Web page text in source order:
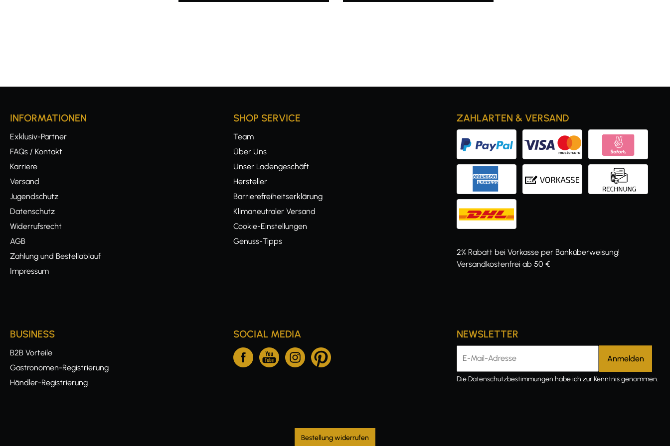
INFORMATIONEN
Exklusiv-Partner
FAQs / Kontakt
Karriere
Versand
Jugendschutz
Datenschutz
Widerrufsrecht
AGB
Zahlung und Bestellablauf
Impressum
SHOP SERVICE
Team
Über Uns
Unser Ladengeschäft
Hersteller
Barrierefreiheitserklärung
Klimaneutraler Versand
Cookie-Einstellungen
Genuss-Tipps
ZAHLARTEN & VERSAND
2% Rabatt bei Vorkasse per Banküberweisung!
Versandkostenfrei ab 50 €
BUSINESS
B2B Vorteile
Gastronomen-Registrierung
Händler-Registrierung
SOCIAL MEDIA NEWSLETTER
E-Mail-Adresse
DieDatenschutzbestimmungen habe ich zur Kenntnis genommen.
Bestellung widerrufen